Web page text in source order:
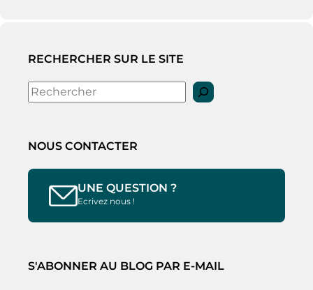
RECHERCHER SUR LE SITE
Rechercher
NOUS CONTACTER
UNE QUESTION ?
Ecrivez nous !
S'ABONNER AU BLOG PAR E-MAIL